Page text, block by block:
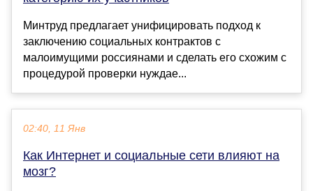
Минтруд предлагает унифицировать подход к
заключению социальных контрактов с
малоимущими россиянами и сделать его схожим с
процедурой проверки нуждае...
02:40, 11 Янв
Как Интернет и социальные сети влияют на
мозг?